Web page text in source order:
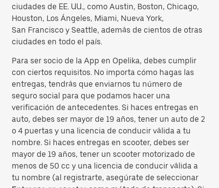
ciudades de EE. UU., como Austin, Boston, Chicago,
Houston, Los Ángeles, Miami, Nueva York,
San Francisco y Seattle, además de cientos de otras
ciudades en todo el país.
Para ser socio de la App en Opelika, debes cumplir
con ciertos requisitos. No importa cómo hagas las
entregas, tendrás que enviarnos tu número de
seguro social para que podamos hacer una
verificación de antecedentes. Si haces entregas en
auto, debes ser mayor de 19 años, tener un auto de 2
o 4 puertas y una licencia de conducir válida a tu
nombre. Si haces entregas en scooter, debes ser
mayor de 19 años, tener un scooter motorizado de
menos de 50 cc y una licencia de conducir válida a
tu nombre (al registrarte, asegúrate de seleccionar